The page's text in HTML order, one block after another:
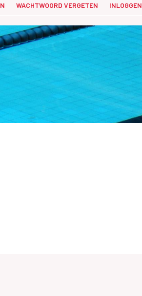
WACHTWOORD VERGETEN INLOGGEN